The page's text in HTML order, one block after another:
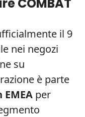
il 9
nei negozi
su
è parte
per